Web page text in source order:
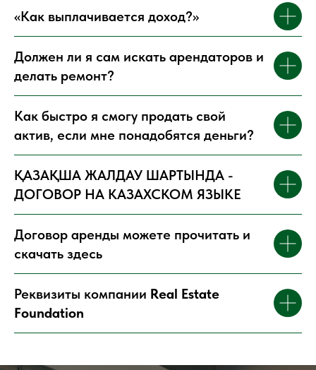
«Как выплачивается доход?»
Должен ли я сам искать арендаторов и
делать ремонт?
Как быстро я смогу продать свой
актив, если мне понадобятся деньги?
ҚАЗАҚША ЖАЛДАУ ШАРТЫНДА -
ДОГОВОР НА КАЗАХСКОМ ЯЗЫКЕ
Договор аренды можете прочитать и
скачать здесь
Реквизиты компании Real Estate
Foundation